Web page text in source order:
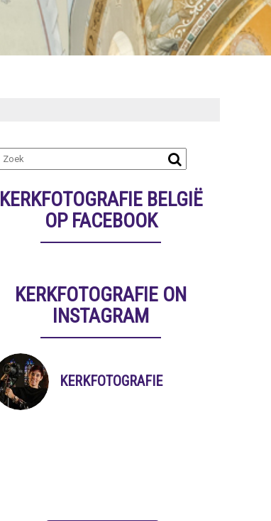
KERKFOTOGRAFIE BELGIË
OP FACEBOOK
KERKFOTOGRAFIE ON
INSTAGRAM
KERKFOTOGRAFIE